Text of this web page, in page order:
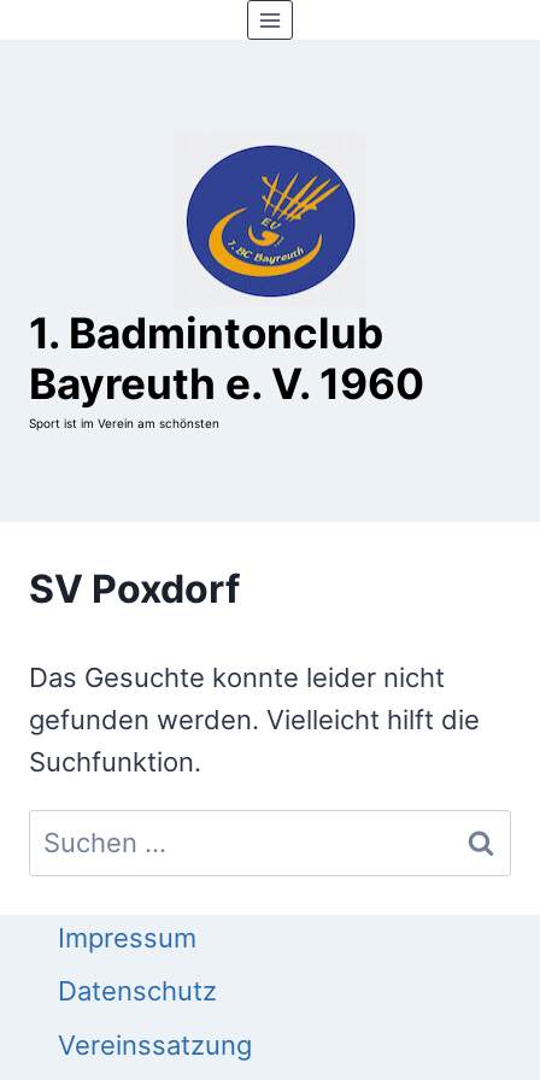
1. Badmintonclub
Bayreuth e. V. 1960
Sport ist im Verein am schönsten
SV Poxdorf
Das Gesuchte konnte leider nicht
gefunden werden. Vielleicht hilft die
Suchfunktion.
Suchen
nach:
Impressum
Datenschutz
Vereinssatzung